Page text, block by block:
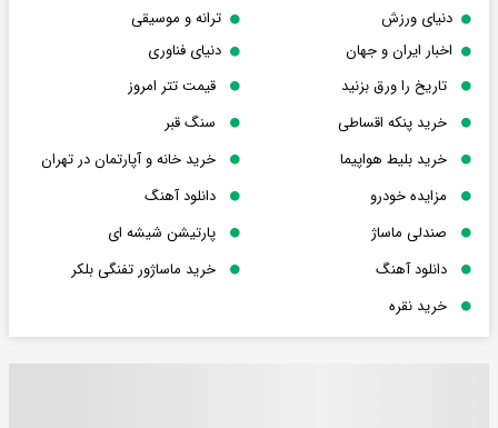
دنیای ورزش
ترانه و موسیقی
اخبار ایران و جهان
دنیای فناوری
تاریخ را ورق بزنید
قیمت تتر امروز
خرید پنکه اقساطی
سنگ قبر
خرید بلیط هواپیما
خرید خانه و آپارتمان در تهران
مزایده خودرو
دانلود آهنگ
صندلی ماساژ
پارتیشن شیشه ای
دانلود آهنگ
خرید ماساژور تفنگی بلکر
خرید نقره